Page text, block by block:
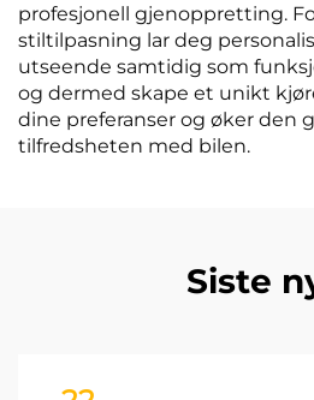
profesjonell gjenoppretting.
stiltilpasning lar deg
utseende samtidig som
og dermed skape et unikt
dine preferanser og øker den
tilfredsheten med bilen.
Siste